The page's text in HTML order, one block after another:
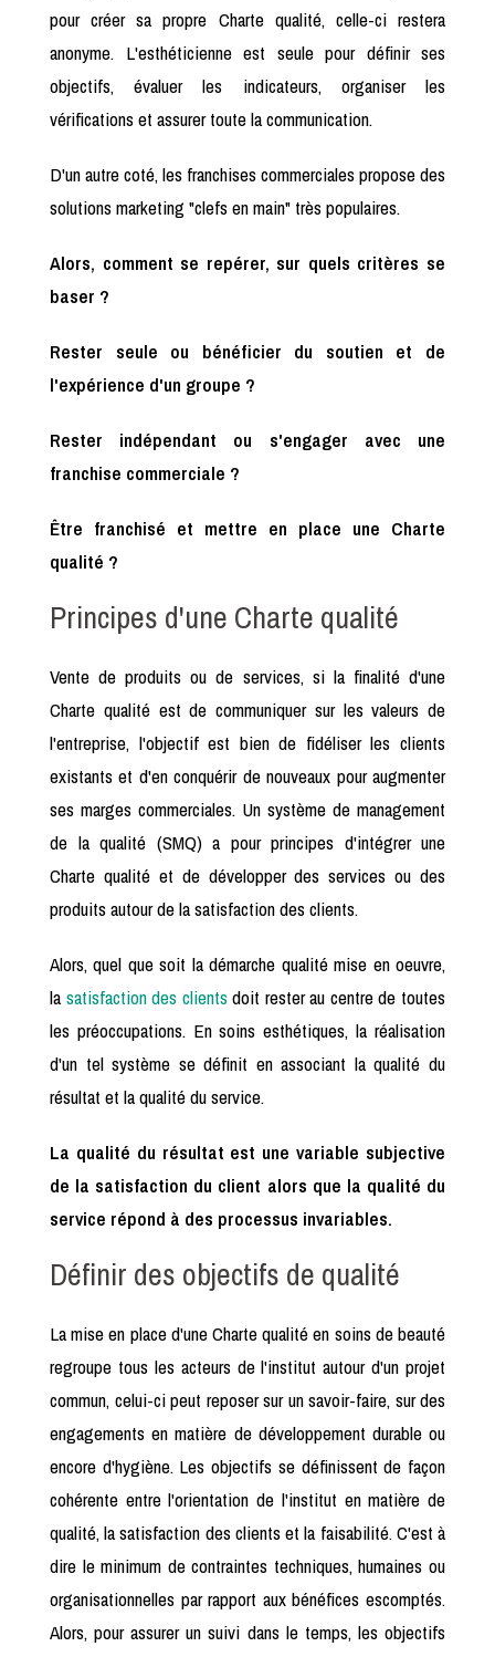
pour créer sa propre Charte qualité, celle-ci restera
anonyme. L'esthéticienne est seule pour définir ses
objectifs, évaluer les indicateurs, organiser les
vérifications et assurer toute la communication.
D'un autre coté, les franchises commerciales propose des
solutions marketing "clefs en main" très populaires.
Alors, comment se repérer, sur quels critères se
baser ?
Rester seule ou bénéficier du soutien et de
l'expérience d'un groupe ?
Rester indépendant ou s'engager avec une
franchise commerciale ?
Être franchisé et mettre en place une Charte
qualité ?
Principes d'une Charte qualité
Vente de produits ou de services, si la finalité d'une
Charte qualité est de communiquer sur les valeurs de
l'entreprise, l'objectif est bien de fidéliser les clients
existants et d'en conquérir de nouveaux pour augmenter
ses marges commerciales. Un système de management
de la qualité (SMQ) a pour principes d'intégrer une
Charte qualité et de développer des services ou des
produits autour de la satisfaction des clients.
Alors, quel que soit la démarche qualité mise en oeuvre,
lasatisfaction des clientsdoit rester au centre de toutes
les préoccupations. En soins esthétiques, la réalisation
d'un tel système se définit en associant la qualité du
résultat et la qualité du service.
La qualité du résultat est une variable subjective
de la satisfaction du client alors que la qualité du
service répond à des processus invariables.
Définir des objectifs de qualité
La mise en place d'une Charte qualité en soins de beauté
regroupe tous les acteurs de l'institut autour d'un projet
commun, celui-ci peut reposer sur un savoir-faire, sur des
engagements en matière de développement durable ou
encore d'hygiène. Les objectifs se définissent de façon
cohérente entre l'orientation de l'institut en matière de
qualité, la satisfaction des clients et la faisabilité. C'est à
dire le minimum de contraintes techniques, humaines ou
organisationnelles par rapport aux bénéfices escomptés.
Alors, pour assurer un suivi dans le temps, les objectifs